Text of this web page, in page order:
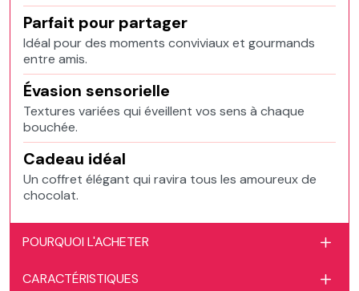
Parfait pour partager
Idéal pour des moments conviviaux et gourmands
entre amis.
Évasion sensorielle
Textures variées qui éveillent vos sens à chaque
bouchée.
Cadeau idéal
Un coffret élégant qui ravira tous les amoureux de
chocolat.
POURQUOI L'ACHETER
CARACTÉRISTIQUES